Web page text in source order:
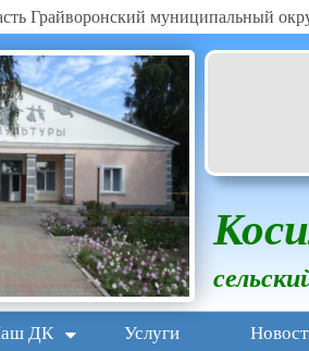
Грайворонский муниципальный
ДК Услуги